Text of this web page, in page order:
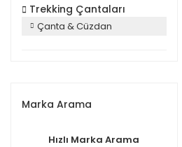
Trekking Çantaları
Çanta & Cüzdan
Marka Arama
Hızlı Marka Arama